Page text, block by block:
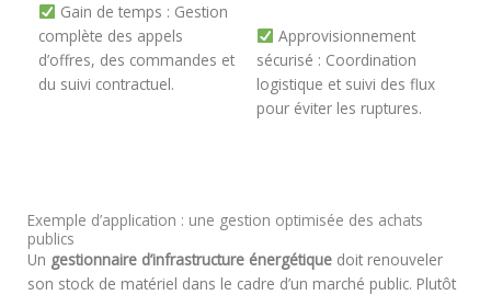
Gain de temps : Gestion
complète des appels
d’offres, des commandes et
du suivi contractuel.
Approvisionnement
sécurisé : Coordination
logistique et suivi des flux
pour éviter les ruptures.
Exemple d’application : une gestion optimisée des achats
publics
Un gestionnaire d’infrastructure énergétique doit renouveler
son stock de matériel dans le cadre d’un marché public. Plutôt